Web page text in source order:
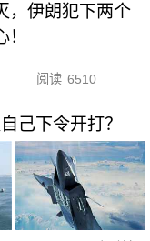
，伊朗犯下两个
阅读 6510
己下令开打？